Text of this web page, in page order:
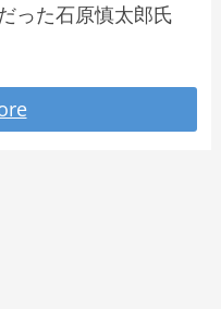
った石原慎太郎氏